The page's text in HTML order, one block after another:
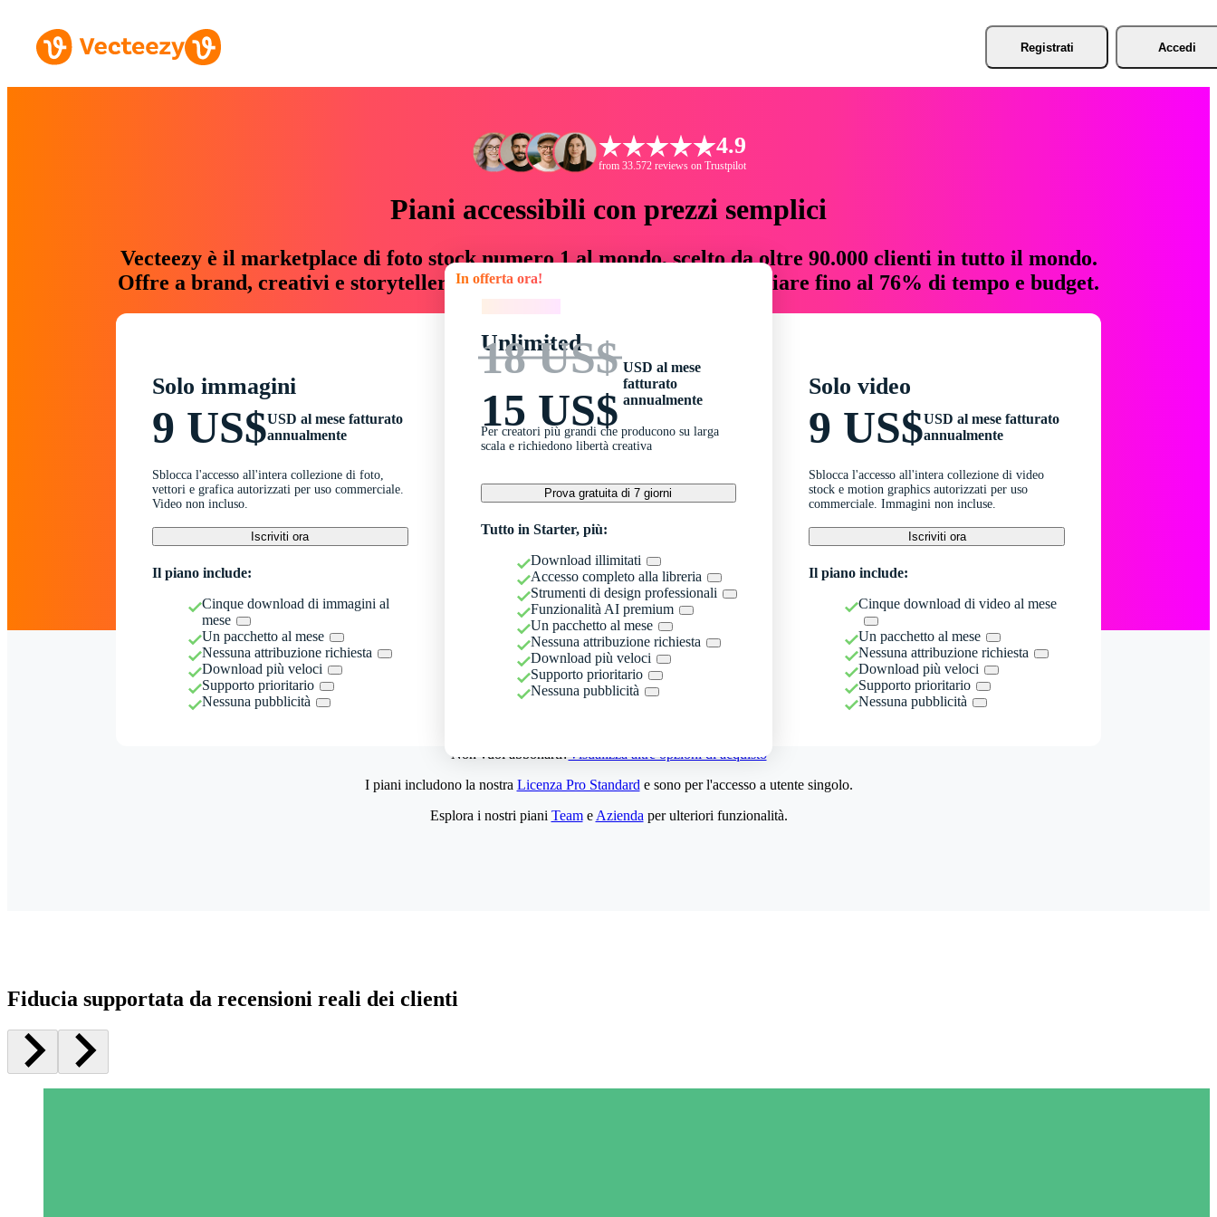
Registrati Accedi
4.9
from 33.572 reviews on Trustpilot
Piani accessibili con prezzi semplici
Vecteezy è il marketplace di foto stock numero 1 al mondo, scelto da oltre 90.000 clienti in tutto il mondo.
Offre a brand, creativi e storyteller risorse creative che fanno risparmiare fino al 76% di tempo e budget.
Solo immagini
9 US$USD al mese fatturato
annualmente
Sblocca l'accesso all'intera collezione di foto,
vettori e grafica autorizzati per uso commerciale.
Video non incluso.
Iscriviti ora
Il piano include:
Cinque download di immagini al
mese
Un pacchetto al mese
Nessuna attribuzione richiesta
Download più veloci
Supporto prioritario
Nessuna pubblicità
In offerta ora!
Unlimited
18 US$
15 US$
USD al mese
fatturato
annualmente
Per creatori più grandi che producono su larga
scala e richiedono libertà creativa
Prova gratuita di 7 giorni
Tutto in Starter, più:
Download illimitati
Accesso completo alla libreria
Strumenti di design professionali
Funzionalità AI premium
Un pacchetto al mese
Nessuna attribuzione richiesta
Download più veloci
Supporto prioritario
Nessuna pubblicità
Solo video
9 US$USD al mese fatturato
annualmente
Sblocca l'accesso all'intera collezione di video
stock e motion graphics autorizzati per uso
commerciale. Immagini non incluse.
Iscriviti ora
Il piano include:
Cinque download di video al mese
Un pacchetto al mese
Nessuna attribuzione richiesta
Download più veloci
Supporto prioritario
Nessuna pubblicità
Non vuoi abbonarti?Visualizza altre opzioni di acquisto
I piani includono la nostra Licenza Pro Standard e sono per l'accesso a utente singolo.
Esplora i nostri piani Teame Azienda per ulteriori funzionalità.
Fiducia supportata da recensioni reali dei clienti